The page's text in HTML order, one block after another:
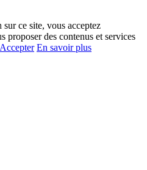
ce site, vous acceptez
proposer des contenus et services
Accepter En savoir plus